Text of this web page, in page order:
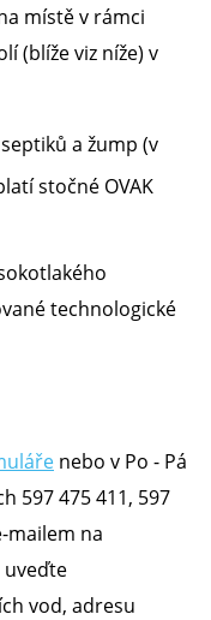
místě v rámci
(blíže viz níže) v
a žump (v
stočné OVAK
technologické
nebo v Po - Pá
597 475 411, 597
mailem na
uveďte
vod, adresu